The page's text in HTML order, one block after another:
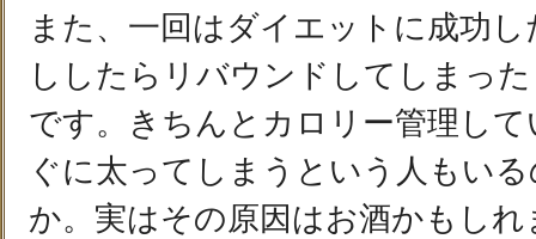
また、一回はダイエットに成功
ししたらリバウンドしてしまっ
です。きちんとカロリー管理し
ぐに太ってしまうという人もい
か。実はその原因はお酒かもしれ